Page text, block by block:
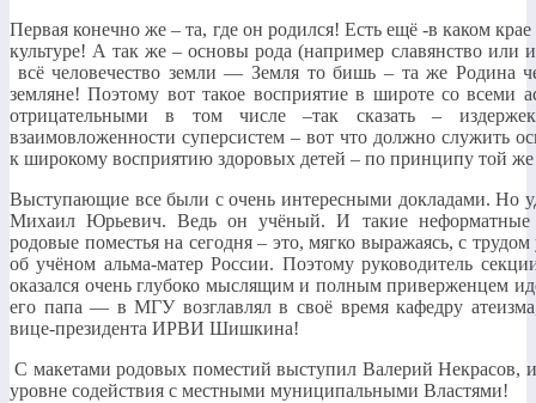
Первая конечно же – та, где он родился! Есть ещё -в каком
культуре! А так же – основы рода (например славянство или
всё человечество земли — Земля то бишь – та же Родина
земляне! Поэтому вот такое восприятие в широте со всеми
отрицательными в том числе –так сказать –
взаимовложенности суперсистем – вот что должно служить
к широкому восприятию здоровых детей – по принципу той
Выступающие все были с очень интересными докладами. Но
Михаил Юрьевич. Ведь он учёный. И такие неформатные
родовые поместья на сегодня – это, мягко выражаясь, с трудом
об учёном альма-матер России. Поэтому руководитель
оказался очень глубоко мыслящим и полным приверженцем
его папа — в МГУ возглавлял в своё время кафедру
вице-президента ИРВИ Шишкина!
С макетами родовых поместий выступил Валерий Некрасов, и
уровне содействия с местными муниципальными Властями!